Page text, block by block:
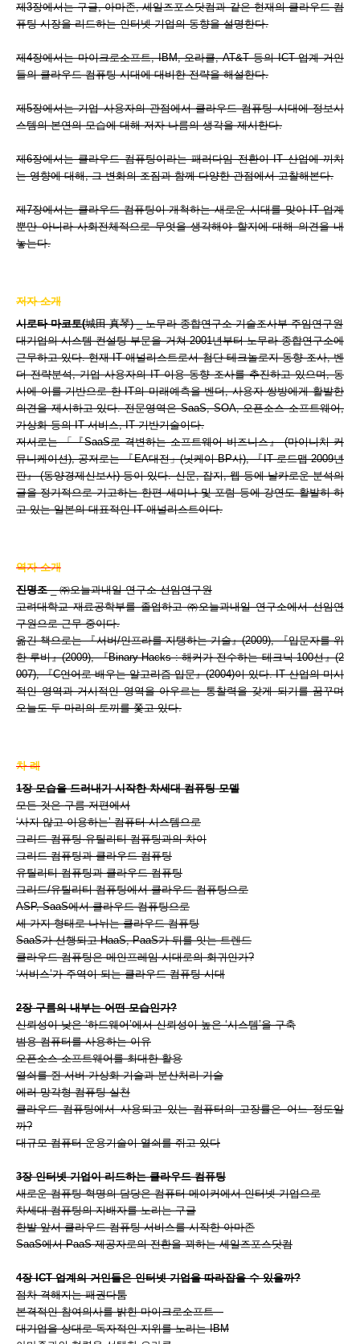
제3장에서는 구글, 아마존, 세일즈포스닷컴과 같은 현재의 클라우드 컴
퓨팅 시장을 리드하는 인터넷 기업의 동향을 설명한다.
제4장에서는 마이크로소프트, IBM, 오라클, AT&T 등의 ICT 업계 거인
들의 클라우드 컴퓨팅 시대에 대비한 전략을 해설한다.
제5장에서는 기업 사용자의 관점에서 클라우드 컴퓨팅 시대에 정보시
스템의 본연의 모습에 대해 저자 나름의 생각을 제시한다.
제6장에서는 클라우드 컴퓨팅이라는 패러다임 전환이 IT 산업에 끼치
는 영향에 대해, 그 변화의 조짐과 함께 다양한 관점에서 고찰해본다.
제7장에서는 클라우드 컴퓨팅이 개척하는 새로운 시대를 맞아 IT 업계
뿐만 아니라 사회전체적으로 무엇을 생각해야 할지에 대해 의견을 내
놓는다.
저자 소개
시로타 마코토(城田 真琴) _ 노무라 종합연구소 기술조사부 주임연구원
대기업의 시스템 컨설팅 부문을 거쳐 2001년부터 노무라 종합연구소에
근무하고 있다. 현재 IT 애널리스트로서 첨단 테크놀로지 동향 조사, 벤
더 전략분석, 기업 사용자의 IT 이용 동향 조사를 추진하고 있으며, 동
시에 이를 기반으로 한 IT의 미래예측을 벤더, 사용자 쌍방에게 활발한
의견을 제시하고 있다. 전문영역은 SaaS, SOA, 오픈소스 소프트웨어,
가상화 등의 IT 서비스, IT 기반기술이다.
저서로는 「『SaaS로 격변하는 소프트웨어 비즈니스』 (마이니치 커
뮤니케이션), 공저로는 『EA대전」(닛케이 BP사), 『IT 로드맵 2009년
판』 (동양경제신보사) 등이 있다. 신문, 잡지, 웹 등에 날카로운 분석의
글을 정기적으로 기고하는 한편 세미나 및 포럼 등에 강연도 활발히 하
고 있는 일본의 대표적인 IT 애널리스트이다.
역자 소개
진명조_ ㈜오늘과내일 연구소 선임연구원
고려대학교 재료공학부를 졸업하고 ㈜오늘과내일 연구소에서 선임연
구원으로 근무 중이다.
옮긴 책으로는 『서버/인프라를 지탱하는 기술』(2009), 『입문자를 위
한 루비』(2009), 『Binary Hacks : 해커가 전수하는 테크닉 100선』(2
007), 『C언어로 배우는 알고리즘 입문』(2004)이 있다. IT 산업의 미시
적인 영역과 거시적인 영역을 아우르는 통찰력을 갖게 되기를 꿈꾸며
오늘도 두 마리의 토끼를 쫓고 있다.
차 례
1장 모습을 드러내기 시작한 차세대 컴퓨팅 모델
모든 것은 구름 저편에서
‘사지 않고 이용하는’ 컴퓨터 시스템으로
그리드 컴퓨팅·유틸리티 컴퓨팅과의 차이
그리드 컴퓨팅과 클라우드 컴퓨팅
유틸리티 컴퓨팅과 클라우드 컴퓨팅
그리드/유틸리티 컴퓨팅에서 클라우드 컴퓨팅으로
ASP, SaaS에서 클라우드 컴퓨팅으로
세 가지 형태로 나뉘는 클라우드 컴퓨팅
SaaS가 선행되고 HaaS, PaaS가 뒤를 잇는 트렌드
클라우드 컴퓨팅은 메인프레임 시대로의 회귀인가?
‘서비스’가 주역이 되는 클라우드 컴퓨팅 시대
2장 구름의 내부는 어떤 모습인가?
신뢰성이 낮은 ‘하드웨어’에서 신뢰성이 높은 ‘시스템’을 구축
범용 컴퓨터를 사용하는 이유
오픈소스 소프트웨어를 최대한 활용
열쇠를 쥔 서버 가상화 기술과 분산처리 기술
에러 망각형 컴퓨팅 실천
클라우드 컴퓨팅에서 사용되고 있는 컴퓨터의 고장률은 어느 정도일
까?
대규모 컴퓨터 운용기술이 열쇠를 쥐고 있다
3장 인터넷 기업이 리드하는 클라우드 컴퓨팅
새로운 컴퓨팅 혁명의 담당은 컴퓨터 메이커에서 인터넷 기업으로
차세대 컴퓨팅의 지배자를 노리는 구글
한발 앞서 클라우드 컴퓨팅 서비스를 시작한 아마존
SaaS에서 PaaS 제공자로의 전환을 꾀하는 세일즈포스닷컴
4장 ICT 업계의 거인들은 인터넷 기업을 따라잡을 수 있을까?
점차 격해지는 패권다툼
본격적인 참여의사를 밝힌 마이크로소프트
대기업을 상대로 독자적인 지위를 노리는 IBM